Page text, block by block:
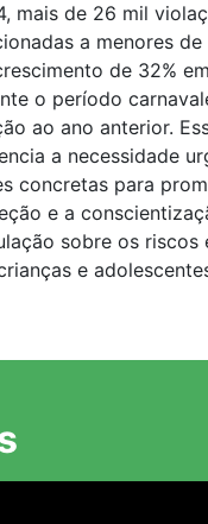
mais de 26 mil
a menores
de 32%
o período
ao ano anterior.
a necessidade
concretas para
e a
sobre os riscos
e